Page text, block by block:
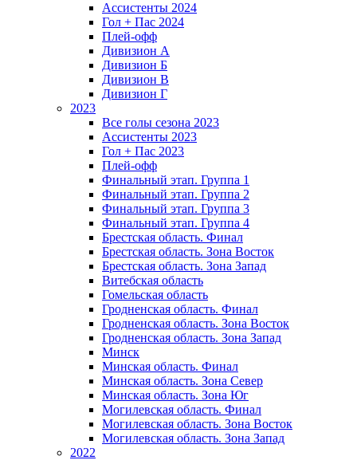
Ассистенты 2024
Гол + Пас 2024
Плей-офф
Дивизион A
Дивизион Б
Дивизион В
Дивизион Г
2023
Все голы сезона 2023
Ассистенты 2023
Гол + Пас 2023
Плей-офф
Финальный этап. Группа 1
Финальный этап. Группа 2
Финальный этап. Группа 3
Финальный этап. Группа 4
Брестская область. Финал
Брестская область. Зона Восток
Брестская область. Зона Запад
Витебская область
Гомельская область
Гродненская область. Финал
Гродненская область. Зона Восток
Гродненская область. Зона Запад
Минск
Минская область. Финал
Минская область. Зона Север
Минская область. Зона Юг
Могилевская область. Финал
Могилевская область. Зона Восток
Могилевская область. Зона Запад
2022